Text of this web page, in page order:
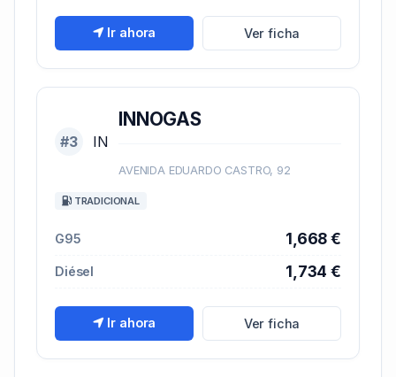
Ir ahora Ver ficha
#3 IN
INNOGAS
AVENIDA EDUARDO CASTRO, 92
TRADICIONAL
G95 1,668 €
Diésel 1,734 €
Ir ahora Ver ficha